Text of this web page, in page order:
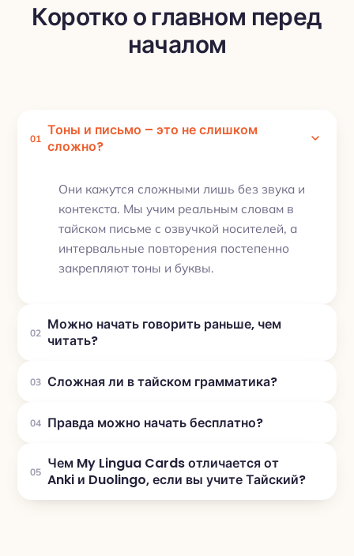
Коротко о главном перед
началом
01 Тоны и письмо – это не слишком
сложно?
Они кажутся сложными лишь без звука и
контекста. Мы учим реальным словам в
тайском письме с озвучкой носителей, а
интервальные повторения постепенно
закрепляют тоны и буквы.
02 Можно начать говорить раньше, чем
читать?
03 Сложная ли в тайском грамматика?
04 Правда можно начать бесплатно?
05 Чем My Lingua Cards отличается от
Anki и Duolingo, если вы учите Тайский?